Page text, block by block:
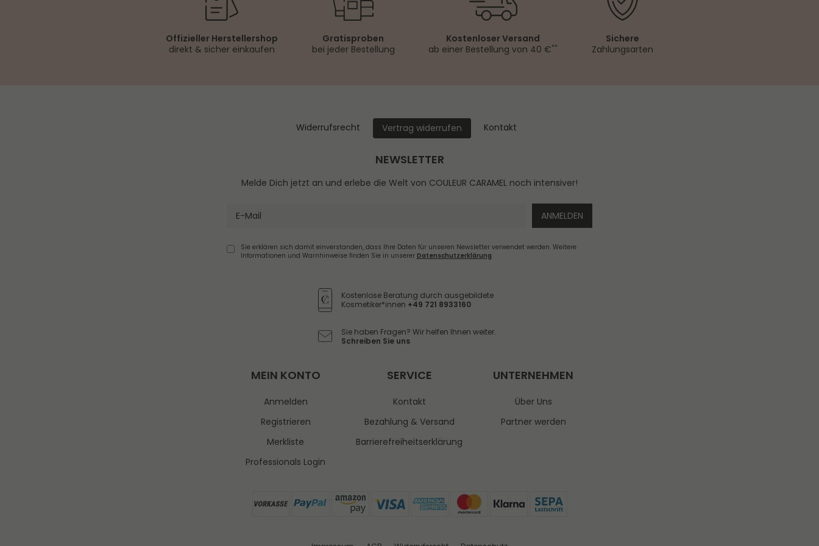
Offizieller Herstellershop
direkt & sicher einkaufen
Gratisproben
bei jeder Bestellung
Kostenloser Versand
ab einer Bestellung von 40 €**
Sichere
Zahlungsarten
Widerrufs­recht Vertrag widerrufen Kontakt
NEWSLETTER
Melde Dich jetzt an und erlebe die Welt von COULEUR CARAMEL noch intensiver!
ANMELDEN
Sie erklären sich damit einverstanden, dass Ihre Daten für unseren Newsletter verwendet werden. Weitere
Informationen und Warnhinweise finden Sie in unserer Daten­schutz­erklärung
Kostenlose Beratung durch ausgebildete
Kosmetiker*innen +49 721 8933160
Sie haben Fragen? Wir helfen Ihnen weiter.
Schreiben Sie uns
MEIN KONTO
Anmelden
Registrieren
Merkliste
Professionals Login
SERVICE
Kontakt
Bezahlung & Versand
Barrierefreiheitserklärung
UNTERNEHMEN
Über Uns
Partner werden